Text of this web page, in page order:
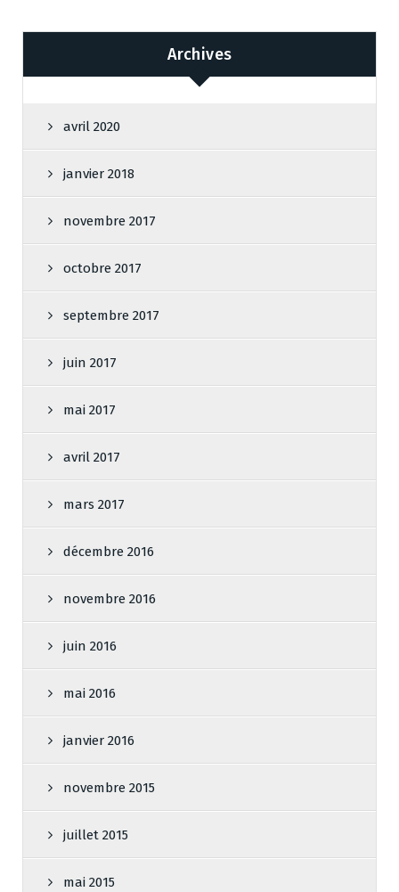
Archives
avril 2020
janvier 2018
novembre 2017
octobre 2017
septembre 2017
juin 2017
mai 2017
avril 2017
mars 2017
décembre 2016
novembre 2016
juin 2016
mai 2016
janvier 2016
novembre 2015
juillet 2015
mai 2015